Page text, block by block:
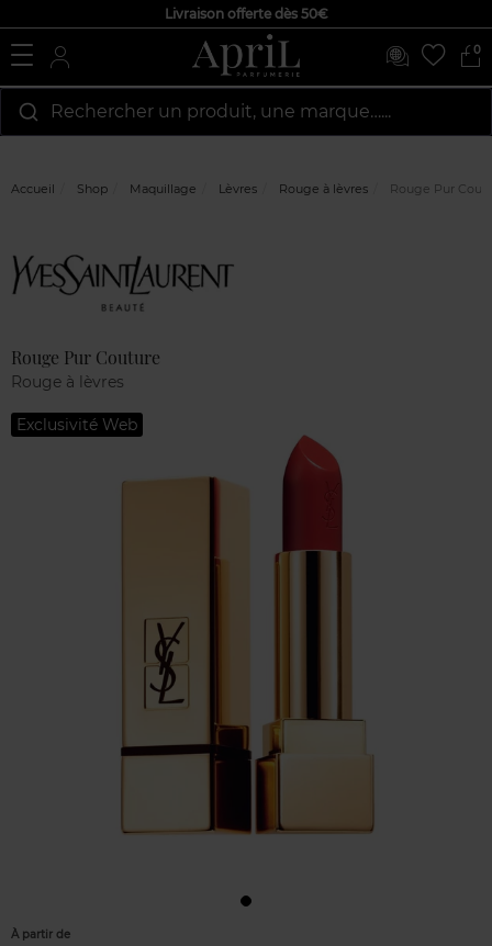
Livraison offerte dès 50€
0
Rechercher un produit, une marque…...
Accueil Shop Maquillage Lèvres Rouge à lèvres Rouge Pur
Rouge Pur Couture
Rouge à lèvres
Exclusivité Web
À partir de